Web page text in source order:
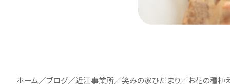
ホーム／ブログ／近江事業所／笑みの家ひだまり／お花の種植